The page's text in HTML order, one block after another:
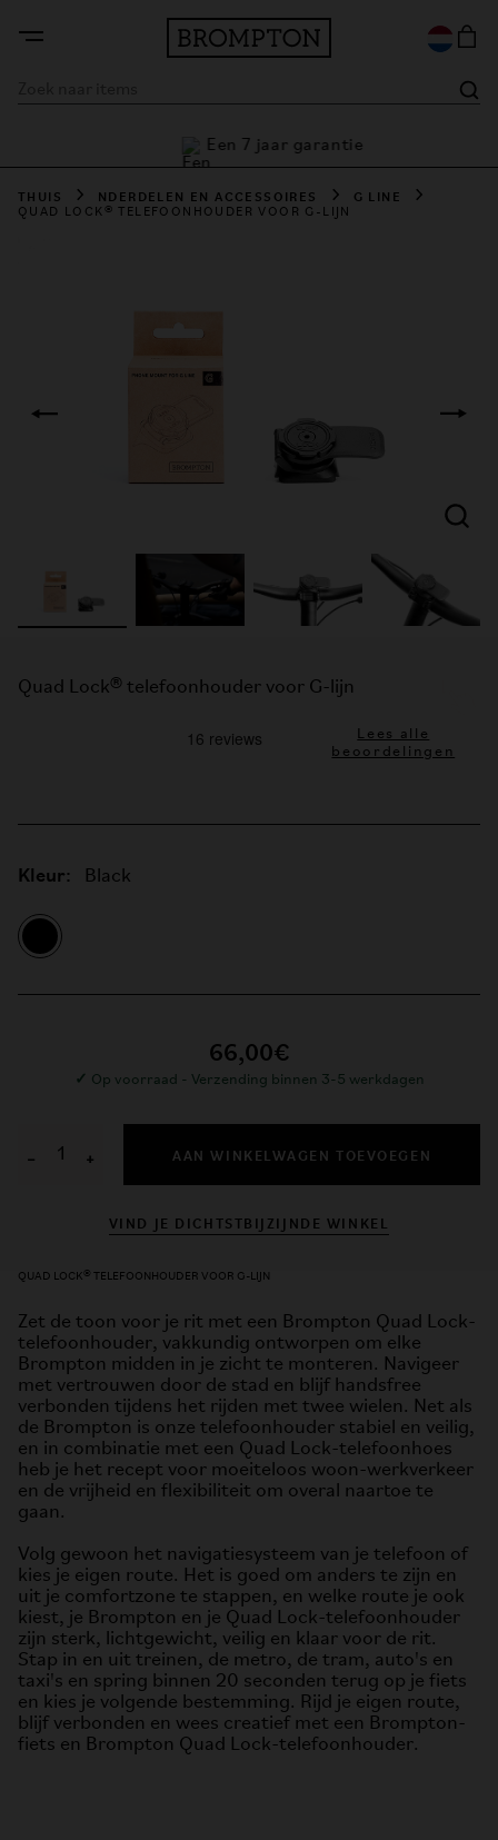
Een 7 jaar garantie
THUIS NDERDELEN EN ACCESSOIRES G LINE
QUAD LOCK® TELEFOONHOUDER VOOR G-LIJN
Quad Lock® telefoonhouder voor G-lijn
Lees alle
beoordelingen
Kleur: Black
66,00€
✓ Op voorraad - Verzending binnen 3-5 werkdagen
− + AAN WINKELWAGEN TOEVOEGEN
VIND JE DICHTSTBIJZIJNDE WINKEL
QUAD LOCK® TELEFOONHOUDER VOOR G-LIJN
Zet de toon voor je rit met een Brompton Quad Lock-
telefoonhouder, vakkundig ontworpen om elke
Brompton midden in je zicht te monteren. Navigeer
met vertrouwen door de stad en blijf handsfree
verbonden tijdens het rijden met twee wielen. Net als
de Brompton is onze telefoonhouder stabiel en veilig,
en in combinatie met een Quad Lock-telefoonhoes
heb je het recept voor moeiteloos woon-werkverkeer
en de vrijheid en flexibiliteit om overal naartoe te
gaan.
Volg gewoon het navigatiesysteem van je telefoon of
kies je eigen route. Het is goed om anders te zijn en
uit je comfortzone te stappen, en welke route je ook
kiest, je Brompton en je Quad Lock-telefoonhouder
zijn sterk, lichtgewicht, veilig en klaar voor de rit.
Stap in en uit treinen, de metro, de tram, auto's en
taxi's en spring binnen 20 seconden terug op je fiets
en kies je volgende bestemming. Rijd je eigen route,
blijf verbonden en wees creatief met een Brompton-
fiets en Brompton Quad Lock-telefoonhouder.